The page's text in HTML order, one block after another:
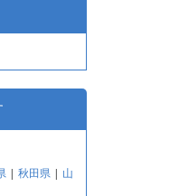
| 秋田県 | 山